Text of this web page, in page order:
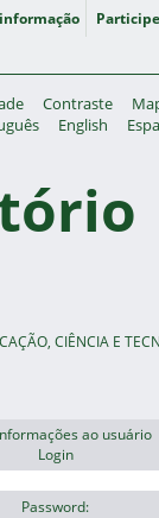
Participe
Contraste
English
CIÊNCIA E
ao usuário
Login
Password: